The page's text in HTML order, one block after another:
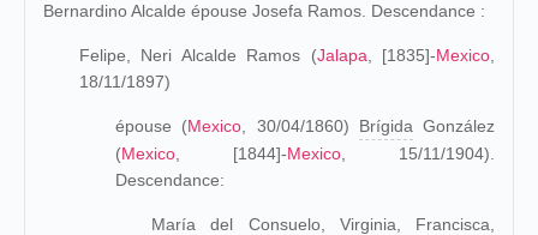
Bernardino Alcalde épouse Josefa Ramos. Descendance :
Felipe, Neri Alcalde Ramos (Jalapa , [1835]-Mexico
18/11/1897)
épouse (Mexico , 30/04/1860) Brígida González
(Mexico , [1844]-Mexico , 15/11/1904).
Descendance:
María del Consuelo, Virginia, Francisca,